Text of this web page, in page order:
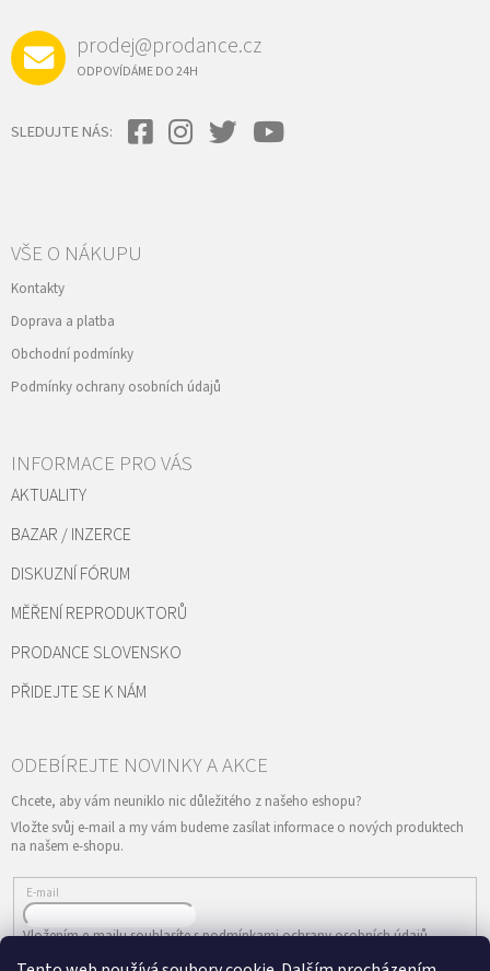
prodej@prodance.cz
ODPOVÍDÁME DO 24H
SLEDUJTE NÁS:
VŠE O NÁKUPU
Kontakty
Doprava a platba
Obchodní podmínky
Podmínky ochrany osobních údajů
INFORMACE PRO VÁS
AKTUALITY
BAZAR / INZERCE
DISKUZNÍ FÓRUM
MĚŘENÍ REPRODUKTORŮ
PRODANCE SLOVENSKO
PŘIDEJTE SE K NÁM
Vložte svůj e-mail a my vám budeme zasílat informace o nových produktech
na našem e-shopu.
E-mail
Vložením e-mailu souhlasíte spodmínkami ochrany osobních údajů